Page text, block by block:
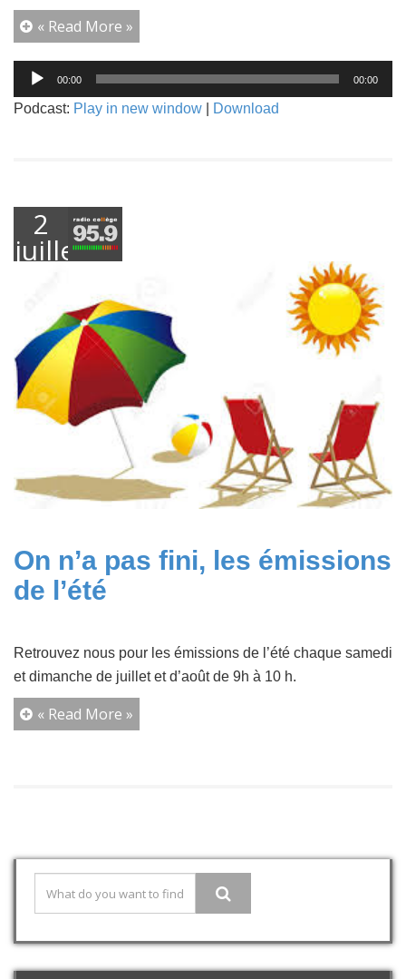
« Read More »
Lecteur
audio
00:00 00:00
Podcast: Play in new window Download
2
juillet
On n’a pas fini, les émissions
de l’été
Retrouvez nous pour les émissions de l’été chaque samedi
et dimanche de juillet et d’août de 9h à 10 h.
« Read More »